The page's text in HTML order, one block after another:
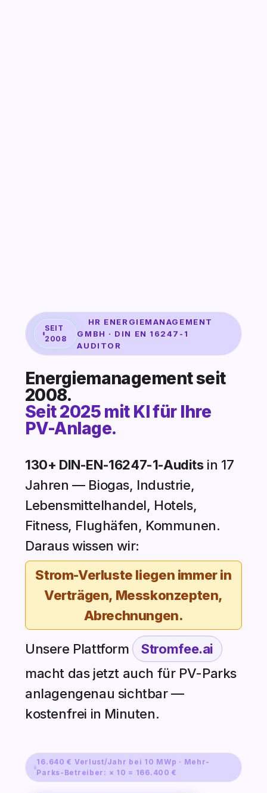
SEIT
2008
HR ENERGIEMANAGEMENT
GMBH · DIN EN 16247-1
AUDITOR
Energiemanagement seit
2008.
Seit 2025 mit KI für Ihre
PV-Anlage.
130+ DIN-EN-16247-1-Auditsin 17
Jahren — Biogas, Industrie,
Lebensmittelhandel, Hotels,
Fitness, Flughäfen, Kommunen.
Daraus wissen wir:
Strom-Verluste liegen immer in
Verträgen, Messkonzepten,
Abrechnungen.
Unsere Plattform Stromfee.ai
macht das jetzt auch für PV-Parks
anlagengenau sichtbar —
kostenfrei in Minuten.
16.640 € Verlust/Jahr bei 10 MWp · Mehr-
Parks-Betreiber: × 10 = 166.400 €